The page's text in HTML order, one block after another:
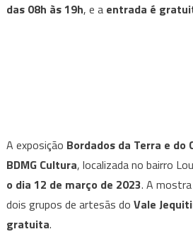
das 08h às 19h, e a entrada é
A exposição Bordados da Terra e do
BDMG Cultura, localizada no bairro
o dia 12 de março de 2023. A
dois grupos de artesãs do Vale
gratuita.